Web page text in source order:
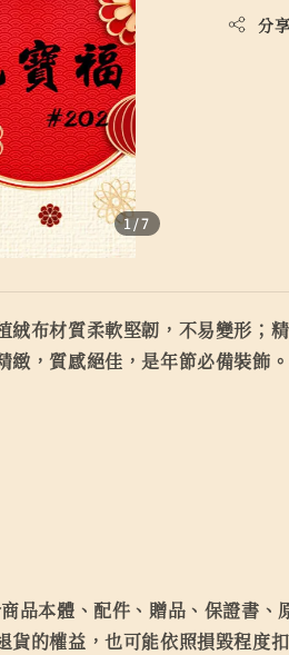
1/7
分享
布材質柔軟堅韌，不易變形；
，質感絕佳，是年節必備裝飾
品本體、配件、贈品、保證書
的權益，也可能依照損毀程度